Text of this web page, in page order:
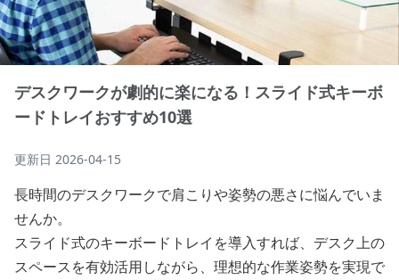
デスクワークが劇的に楽になる！スライド式キーボ
ードトレイおすすめ10選
更新日 2026-04-15
長時間のデスクワークで肩こりや姿勢の悪さに悩んでいま
せんか。
スライド式のキーボードトレイを導入すれば、デスク上の
スペースを有効活用しながら、理想的な作業姿勢を実現で